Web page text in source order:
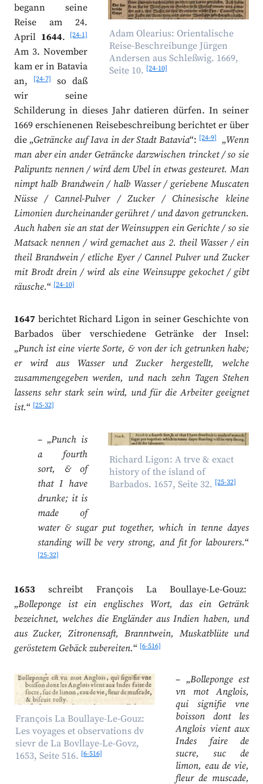
Adam Olearius: Orientalische
Reise-Beschreibunge Jürgen
Andersen aus Schleßwig. 1669,
Seite 10. [24-10]
begann seine
Reise am 24.
April 1644. [24-1]
Am 3. November
kam er in Batavia
an,
[24-7]
so daß
wir seine
Schilderung in dieses Jahr datieren dürfen. In seiner
1669 erschienenen Reisebeschreibung berichtet er über
die „Geträncke auf Iava in der Stadt Batavia“: [24-9]„Wenn
man aber ein ander Geträncke darzwischen trincket / so sie
Palipuntz nennen / wird dem Ubel in etwas gesteuret. Man
nimpt halb Brandwein / halb Wasser / geriebene Muscaten
Nüsse / Cannel-Pulver / Zucker / Chinesische kleine
Limonien durcheinander gerühret / und davon getruncken.
Auch haben sie an stat der Weinsuppen ein Gerichte / so sie
Matsack nennen / wird gemachet aus 2. theil Wasser / ein
theil Brandwein / etliche Eyer / Cannel Pulver und Zucker
mit Brodt drein / wird als eine Weinsuppe gekochet / gibt
räusche.“[24-10]
1647 berichtet Richard Ligon in seiner Geschichte von
Barbados über verschiedene Getränke der Insel:
„Punch ist eine vierte Sorte, & von der ich getrunken habe;
er wird aus Wasser und Zucker hergestellt, welche
zusammengegeben werden, und nach zehn Tagen Stehen
lassens sehr stark sein wird, und für die Arbeiter geeignet
ist.“[25-32]
Richard Ligon: A trve & exact
history of the island of
Barbados. 1657, Seite 32. [25-32]
– „Punch is
a fourth
sort, & of
that I have
drunke; it is
made of
water & sugar put together, which in tenne dayes
standing will be very strong, and fit for labourers.“
[25-32]
1653 schreibt François La Boullaye-Le-Gouz:
„Bolleponge ist ein englisches Wort, das ein Getränk
bezeichnet, welches die Engländer aus Indien haben, und
aus Zucker, Zitronensaft, Branntwein, Muskatblüte und
geröstetem Gebäck zubereiten.“[6-516]
François La Boullaye-Le-Gouz:
Les voyages et observations dv
sievr de La Bovllaye-Le-Govz,
1653, Seite 516.[6-516]
– „Bolleponge est
vn mot Anglois,
qui signifie vne
boisson dont les
Anglois vient aux
Indes faire de
sucre, suc de
limon, eau de vie,
fleur de muscade,